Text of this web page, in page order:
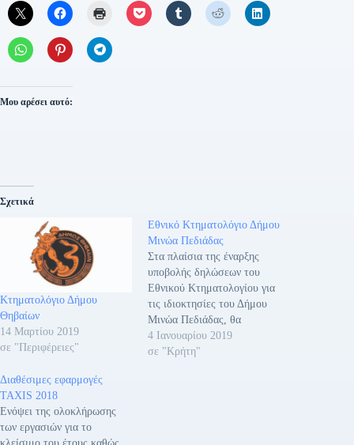
Μου αρέσει αυτό:
Σχετικά
Κτηματολόγιο Δήμου
Θηβαίων
14 Μαρτίου 2019
σε "Περιφέρειες"
Εθνικό Κτηματολόγιο Δήμου
Μινώα Πεδιάδας
Στα πλαίσια της έναρξης
υποβολής δηλώσεων του
Εθνικού Κτηματολογίου για
τις ιδιοκτησίες του Δήμου
Μινώα Πεδιάδας, θα
πραγματοποιηθεί
ενημερωτική συγκέντρωση
4 Ιανουαρίου 2019
σε "Κρήτη"
Διαθέσιμες εφαρμογές
TAXIS 2018
Ενόψει της ολοκλήρωσης
των εργασιών για το